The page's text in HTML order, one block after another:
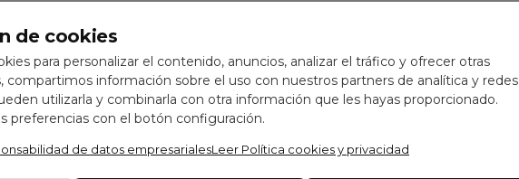
de cookies
para personalizar el contenido, anuncios, analizar el tráfico y ofrecer otras
compartimos información sobre el uso con nuestros partners de analítica y redes
utilizarla y combinarla con otra información que les hayas proporcionado.
preferencias con el botón configuración.
de datos empresarialesLeer Política cookies y privacidad
Ver opciones Ver opciones